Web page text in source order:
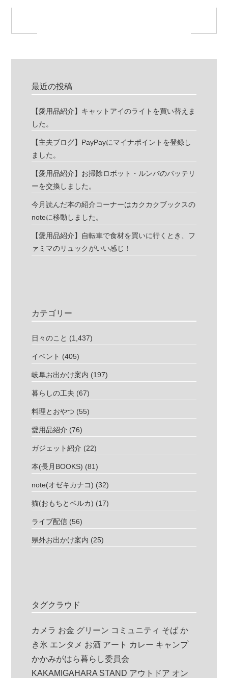
最近の投稿
【愛用品紹介】キャットアイのライトを買い替えま
した。
【主夫ブログ】PayPayにマイナポイントを登録し
ました。
【愛用品紹介】お掃除ロボット・ルンバのバッテリ
ーを交換しました。
今月読んだ本の紹介コーナーはカクカクブックスの
noteに移動しました。
【愛用品紹介】自転車で食材を買いに行くとき、フ
ァミマのリュックがいい感じ！
カテゴリー
日々のこと (1,437)
イベント (405)
岐阜お出かけ案内 (197)
暮らしの工夫 (67)
料理とおやつ (55)
愛用品紹介 (76)
ガジェット紹介 (22)
本(長月BOOKS) (81)
note(オゼキカナコ) (32)
猫(おもちとベルカ) (17)
ライブ配信 (56)
県外お出かけ案内 (25)
タグクラウド
カメラ お金 グリーン コミュニティ そば か
き氷 エンタメ お酒 アート カレー キャンプ
かかみがはら暮らし委員会
KAKAMIGAHARA STAND アウトドア オン